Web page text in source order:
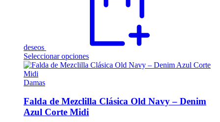
deseos
Seleccionar opcionesEste
producto
Las
se
Damas
Falda de Mezclilla Clásica Old Navy – Denim
Azul Corte Midi